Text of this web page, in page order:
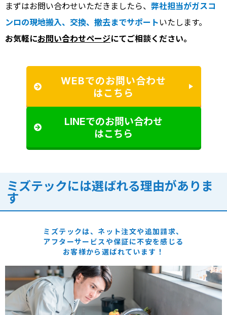
まずはお問い合わせいただきましたら、 弊社担当がガスコ
ンロの現地搬入、交換、撤去までサポート いたします。
お気軽にお問い合わせページにてご相談ください。
WEBでのお問い合わせ
はこちら
LINEでのお問い合わせ
はこちら
ミズテックには選ばれる理由がありま
す
ミズテックは、ネット注文や追加請求、
アフターサービスや保証に不安を感じる
お客様から選ばれています！